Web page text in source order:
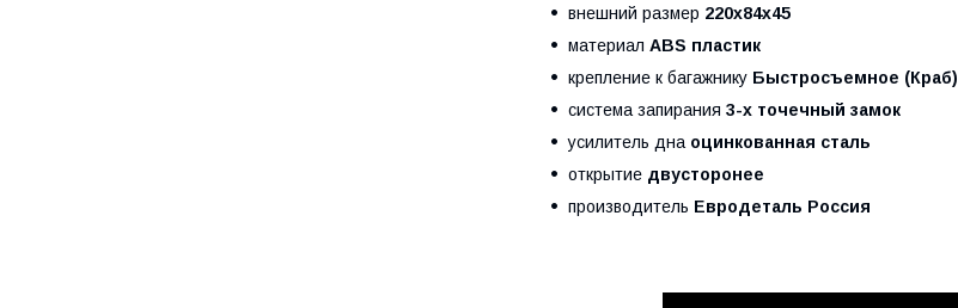
внешний размер 220х84х45
материал ABS пластик
крепление к багажнику Быстросъемное (Краб)
система запирания 3-х точечный замок
усилитель дна оцинкованная сталь
открытие двусторонее
производитель Евродеталь Россия